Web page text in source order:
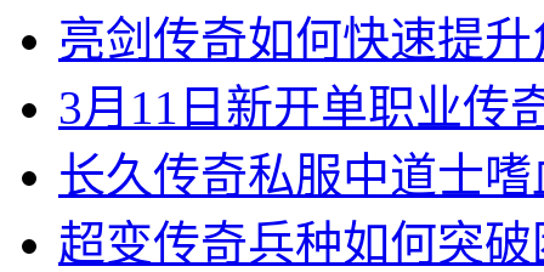
亮剑传奇如何快速提
3月11日新开单职业传
长久传奇私服中道士
超变传奇兵种如何突